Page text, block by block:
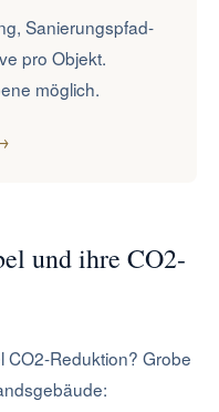
Sanierungspfad-
pro Objekt.
möglich.
und ihre CO2-
CO2-Reduktion? Grobe